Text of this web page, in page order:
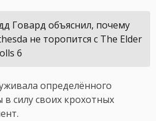
Говард объяснил, почему
не торопится с The Elder
6
определённого
в силу своих крохотных